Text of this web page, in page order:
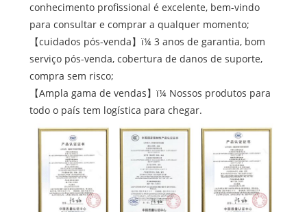
conhecimento profissional é excelente, bem-vindo
para consultar e comprar a qualquer momento;
【cuidados pós-venda】 ï¼ 3 anos de garantia, bom
serviço pós-venda, cobertura de danos de suporte,
compra sem risco;
【Ampla gama de vendas】 ï¼ Nossos produtos para
todo o país tem logística para chegar.